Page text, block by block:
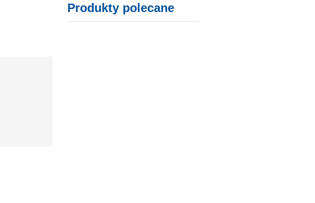
Produkty polecane